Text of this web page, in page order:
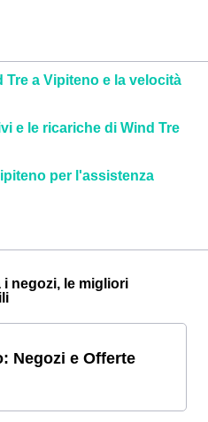
Tre a Vipiteno e la velocità
e le ricariche di Wind Tre
per l'assistenza
i negozi, le migliori
Negozi e Offerte